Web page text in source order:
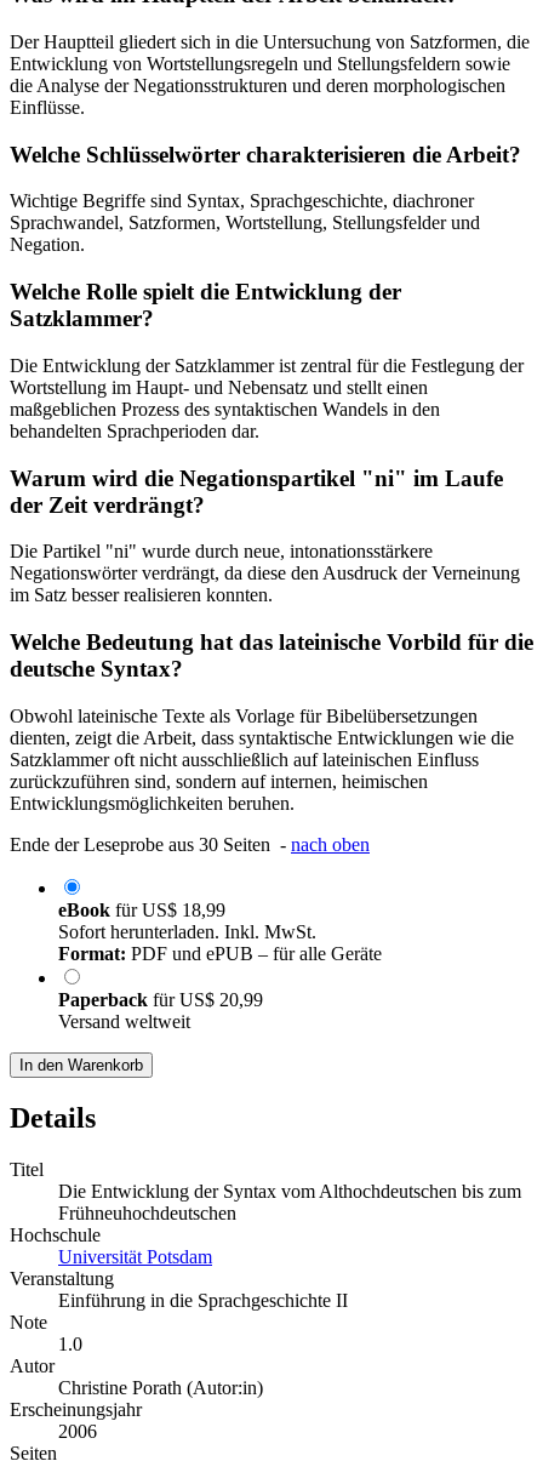
Der Hauptteil gliedert sich in die Untersuchung von Satzformen, die
Entwicklung von Wortstellungsregeln und Stellungsfeldern sowie
die Analyse der Negationsstrukturen und deren morphologischen
Einflüsse.
Welche Schlüsselwörter charakterisieren die Arbeit?
Wichtige Begriffe sind Syntax, Sprachgeschichte, diachroner
Sprachwandel, Satzformen, Wortstellung, Stellungsfelder und
Negation.
Welche Rolle spielt die Entwicklung der
Satzklammer?
Die Entwicklung der Satzklammer ist zentral für die Festlegung der
Wortstellung im Haupt- und Nebensatz und stellt einen
maßgeblichen Prozess des syntaktischen Wandels in den
behandelten Sprachperioden dar.
Warum wird die Negationspartikel "ni" im Laufe
der Zeit verdrängt?
Die Partikel "ni" wurde durch neue, intonationsstärkere
Negationswörter verdrängt, da diese den Ausdruck der Verneinung
im Satz besser realisieren konnten.
Welche Bedeutung hat das lateinische Vorbild für die
deutsche Syntax?
Obwohl lateinische Texte als Vorlage für Bibelübersetzungen
dienten, zeigt die Arbeit, dass syntaktische Entwicklungen wie die
Satzklammer oft nicht ausschließlich auf lateinischen Einfluss
zurückzuführen sind, sondern auf internen, heimischen
Entwicklungsmöglichkeiten beruhen.
Ende der Leseprobe aus 30 Seiten - nach oben
eBook fürUS$ 18,99
Sofort herunterladen. Inkl. MwSt.
Format: PDF und ePUB – für alle Geräte
Paperback fürUS$ 20,99
Versand weltweit
In den Warenkorb
Details
Titel
Die Entwicklung der Syntax vom Althochdeutschen bis zum
Frühneuhochdeutschen
Hochschule
Universität Potsdam
Veranstaltung
Einführung in die Sprachgeschichte II
Note
1.0
Autor
Christine Porath (Autor:in)
Erscheinungsjahr
2006
Seiten